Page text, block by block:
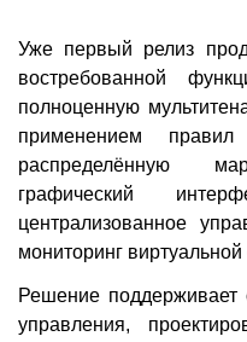
Уже первый релиз
востребованной
полноценную
применением
распределённую
графический
централизованное
мониторинг
Решение поддерживает
управления,